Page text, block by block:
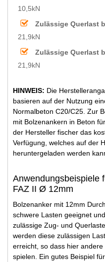
10,5kN
Zulässige Querlast
21,9kN
Zulässige Querlast
21,9kN
HINWEIS: Die
basieren auf der Nutzung
Normalbeton C20/C25. Zur
mit Bolzenankern in Beton
der Hersteller fischer das
Verfügung, welches auf der
heruntergeladen werden
Anwendungsbeispiele
FAZ II Ø 12mm
Bolzenanker mit 12mm
schwere Lasten geeignet
zulässige Zug- und
werden diese zulässigen
erreicht, so dass hier
spielen. Ein gutes Beispiel